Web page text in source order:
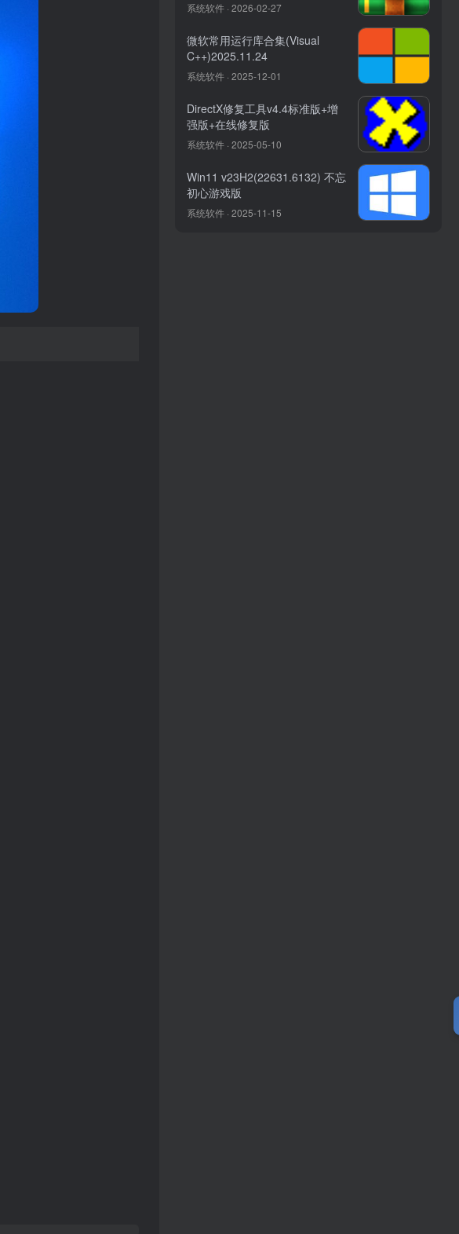
系统软件 · 2026-02-27
微软常用运行库合集(Visual
C++)2025.11.24
系统软件 · 2025-12-01
DirectX修复工具v4.4标准版+增
强版+在线修复版
系统软件 · 2025-05-10
Win11 v23H2(22631.6132) 不忘
初心游戏版
系统软件 · 2025-11-15